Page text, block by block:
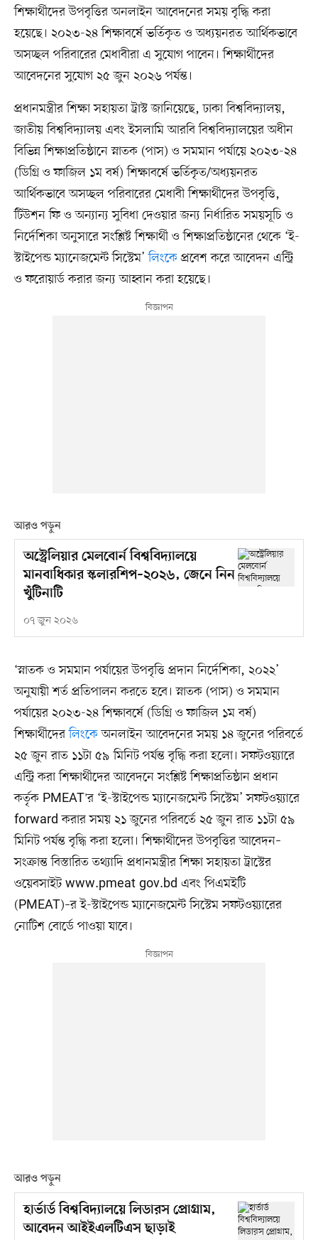
শিক্ষার্থীদের উপবৃত্তির অনলাইন আবেদনের সময় বৃদ্ধি করা
হয়েছে। ২০২৩-২৪ শিক্ষাবর্ষে ভর্তিকৃত ও অধ্যয়নরত আর্থিকভাবে
অসচ্ছল পরিবারের মেধাবীরা এ সুযোগ পাবেন। শিক্ষার্থীদের
আবেদনের সুযোগ ২৫ জুন ২০২৬ পর্যন্ত।
প্রধানমন্ত্রীর শিক্ষা সহায়তা ট্রাস্ট জানিয়েছে, ঢাকা বিশ্ববিদ্যালয়,
জাতীয় বিশ্ববিদ্যালয় এবং ইসলামি আরবি বিশ্ববিদ্যালয়ের অধীন
বিভিন্ন শিক্ষাপ্রতিষ্ঠানে স্নাতক (পাস) ও সমমান পর্যায়ে ২০২৩-২৪
(ডিগ্রি ও ফাজিল ১ম বর্ষ) শিক্ষাবর্ষে ভর্তিকৃত/অধ্যয়নরত
আর্থিকভাবে অসচ্ছল পরিবারের মেধাবী শিক্ষার্থীদের উপবৃত্তি,
টিউশন ফি ও অন্যান্য সুবিধা দেওয়ার জন্য নির্ধারিত সময়সূচি ও
নির্দেশিকা অনুসারে সংশ্লিষ্ট শিক্ষার্থী ও শিক্ষাপ্রতিষ্ঠানের থেকে ‘ই-
স্টাইপেন্ড ম্যানেজমেন্ট সিস্টেম’লিংকেপ্রবেশ করে আবেদন এন্ট্রি
ও ফরোয়ার্ড করার জন্য আহ্বান করা হয়েছে।
আরও পড়ুন
অস্ট্রেলিয়ার মেলবোর্ন বিশ্ববিদ্যালয়ে
মানবাধিকার স্কলারশিপ–২০২৬, জেনে নিন
খুঁটিনাটি
০৭ জুন ২০২৬
‘স্নাতক ও সমমান পর্যায়ের উপবৃত্তি প্রদান নির্দেশিকা, ২০২২’
অনুযায়ী শর্ত প্রতিপালন করতে হবে। স্নাতক (পাস) ও সমমান
পর্যায়ের ২০২৩-২৪ শিক্ষাবর্ষে (ডিগ্রি ও ফাজিল ১ম বর্ষ)
শিক্ষার্থীদেরলিংকেঅনলাইন আবেদনের সময় ১৪ জুনের পরিবর্তে
২৫ জুন রাত ১১টা ৫৯ মিনিট পর্যন্ত বৃদ্ধি করা হলো। সফটওয়্যারে
এন্ট্রি করা শিক্ষার্থীদের আবেদনে সংশ্লিষ্ট শিক্ষাপ্রতিষ্ঠান প্রধান
কর্তৃক PMEAT'র ‘ই-স্টাইপেন্ড ম্যানেজমেন্ট সিস্টেম’ সফটওয়্যারে
forward করার সময় ২১ জুনের পরিবর্তে ২৫ জুন রাত ১১টা ৫৯
মিনিট পর্যন্ত বৃদ্ধি করা হলো। শিক্ষার্থীদের উপবৃত্তির আবেদন–
সংক্রান্ত বিস্তারিত তথ্যাদি প্রধানমন্ত্রীর শিক্ষা সহায়তা ট্রাস্টের
ওয়েবসাইট www.pmeat gov.bd এবং পিএমইটি
(PMEAT)–র ই-স্টাইপেন্ড ম্যানেজমেন্ট সিস্টেম সফটওয়্যারের
নোটিশ বোর্ডে পাওয়া যাবে।
আরও পড়ুন
হার্ভার্ড বিশ্ববিদ্যালয়ে লিডারস প্রোগ্রাম,
আবেদন আইইএলটিএস ছাড়াই